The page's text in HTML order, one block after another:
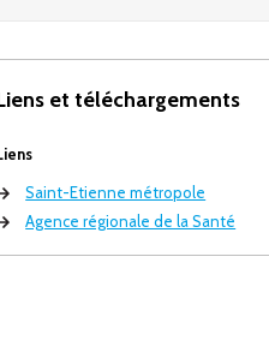
et téléchargements
Saint-Etienne métropole
Agence régionale de la Santé